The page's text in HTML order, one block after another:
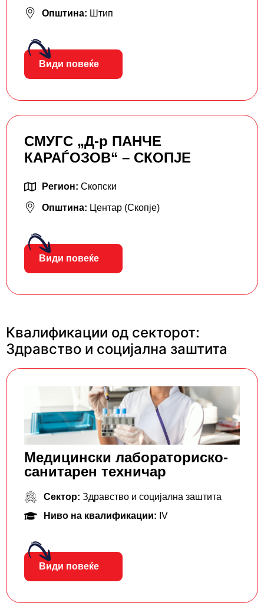
Општина: Штип
Види повеќе
СМУГС „Д-р ПАНЧЕ
КАРАЃОЗОВ“ – СКОПЈЕ
Регион: Скопски
Општина: Центар (Скопје)
Види повеќе
Квалификации од секторот:
Здравство и социјална заштита
Mедицински лабораторискo-
санитарен техничар
Сектор: Здравство и социјална заштита
Ниво на квалификации: IV
Види повеќе